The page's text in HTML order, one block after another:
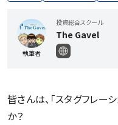
執筆者
投資総合スクール
The Gavel
皆さんは、「スタグフレー
か？